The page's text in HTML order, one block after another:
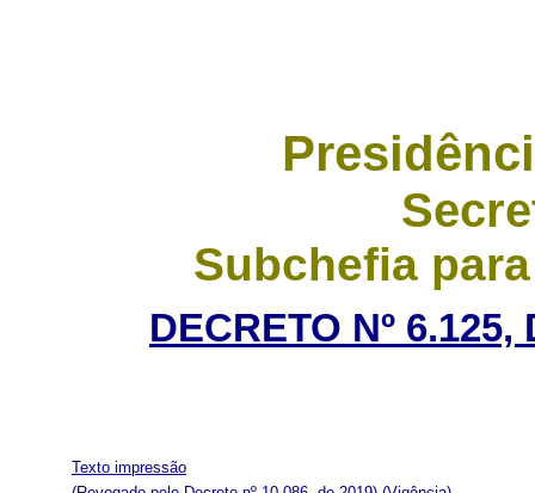
Subchefia
DECRETO Nº
Texto impressão